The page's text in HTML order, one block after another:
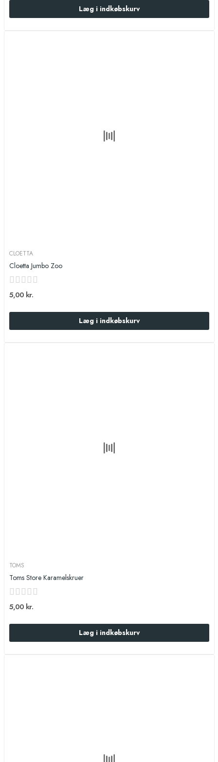
Læg i indkøbskurv
CLOETTA
Cloetta Jumbo Zoo
5,00 kr.
Læg i indkøbskurv
TOMS
Toms Store Karamelskruer
5,00 kr.
Læg i indkøbskurv